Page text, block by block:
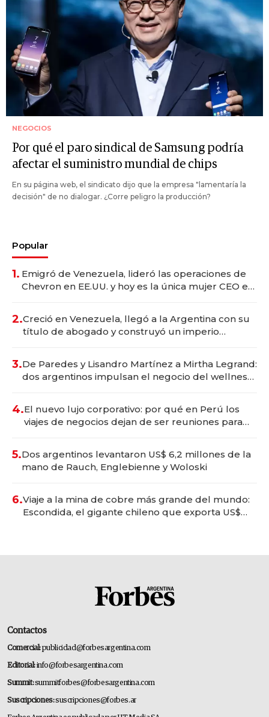
NEGOCIOS
Por qué el paro sindical de Samsung podría
afectar el suministro mundial de chips
En su página web, el sindicato dijo que la empresa "lamentaría la
decisión" de no dialogar. ¿Corre peligro la producción?
Popular
1. Emigró de Venezuela, lideró las operaciones de
Chevron en EE.UU. y hoy es la única mujer CEO en
2.Creció en Venezuela, llegó a la Argentina con su
título de abogado y construyó un imperio
3.De Paredes y Lisandro Martínez a Mirtha Legrand:
dos argentinos impulsan el negocio del wellness
4.El nuevo lujo corporativo: por qué en Perú los
viajes de negocios dejan de ser reuniones para
5.Dos argentinos levantaron US$ 6,2 millones de la
mano de Rauch, Englebienne y Woloski
6.Viaje a la mina de cobre más grande del mundo:
Escondida, el gigante chileno que exporta US$
Contactos
Comercial:publicidad@forbesargentina.com
Editorial:info@forbesargentina.com
Summit:summitforbes@forbesargentina.com
Suscripciones:suscripciones@forbes.ar